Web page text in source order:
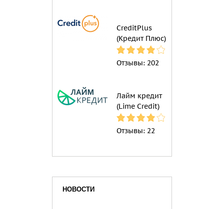
CreditPlus
(Кредит Плюс)
Отзывы: 202
Лайм кредит
(Lime Credit)
Отзывы: 22
НОВОСТИ